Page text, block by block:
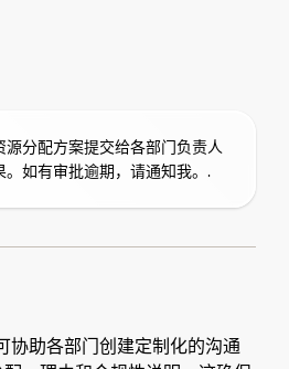
分配方案提交给各部门负责人
如有审批逾期，请通知我。.
协助各部门创建定制化的沟通